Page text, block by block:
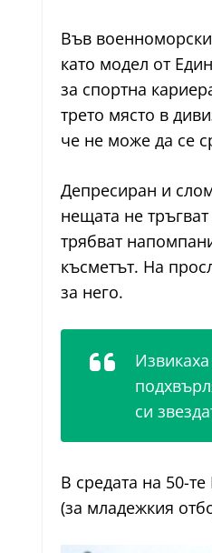
Във
като модел от
за спортна
трето място в
че не може да се
Депресиран и
нещата не
трябват
късметът. На
за него.
си
В средата на 50-
(за младежкия